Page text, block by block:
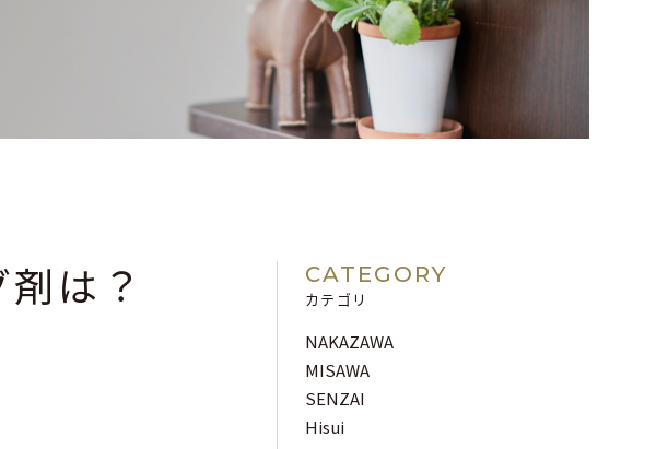
は？ CATEGORY
カテゴリ
NAKAZAWA
MISAWA
SENZAI
Hisui